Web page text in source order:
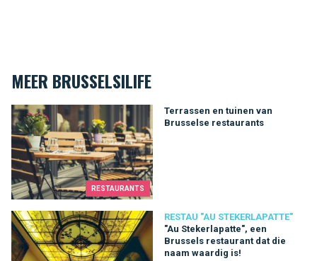
MEER BRUSSELSILIFE
RESTAURANTS
Terrassen en tuinen van
Brusselse restaurants
Terrassen en tuinen van Brusselse restaurants
RESTAU "AU STEKERLAPATTE"
"Au Stekerlapatte", een
Brussels restaurant dat die
naam waardig is!
"Au Stekerlapatte", een Brussels restaurant dat die naam